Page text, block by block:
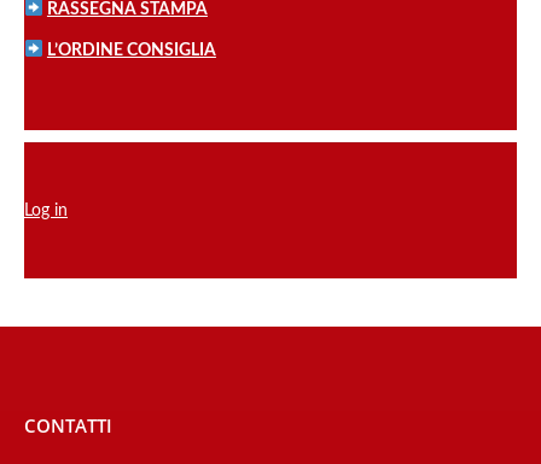
RASSEGNA STAMPA
L’ORDINE CONSIGLIA
Log in
CONTATTI